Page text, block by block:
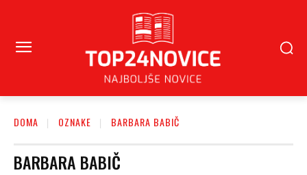
DOMA OZNAKE BARBARA BABIČ
BARBARA BABIČ